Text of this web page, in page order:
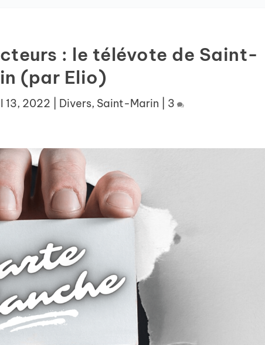
: le télévote de Saint-
(par Elio)
13, 2022 Divers, Saint-Marin 3